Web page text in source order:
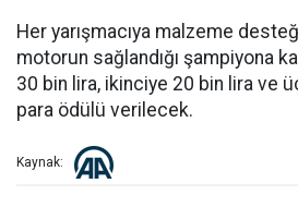
Her yarışmacıya malzeme
motorun sağlandığı şampiyona
30 bin lira, ikinciye 20 bin lira ve
para ödülü verilecek.
Kaynak: